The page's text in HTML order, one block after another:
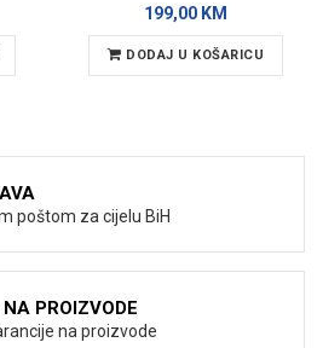
199,00 KM
DODAJ U KOŠARICU
poštom za cijelu BiH
PROIZVODE
na proizvode